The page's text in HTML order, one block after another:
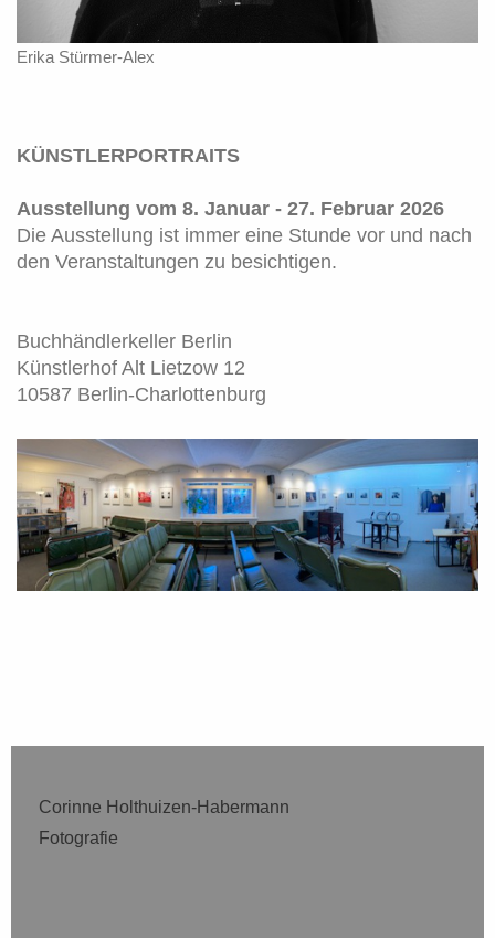
Erika Stürmer-Alex
KÜNSTLERPORTRAITS
Ausstellung vom 8. Januar - 27. Februar 2026
Die Ausstellung ist immer eine Stunde vor und nach
den Veranstaltungen zu besichtigen.
Buchhändlerkeller Berlin
Künstlerhof Alt Lietzow 12
10587 Berlin-Charlottenburg
Corinne Holthuizen-Habermann
Fotografie